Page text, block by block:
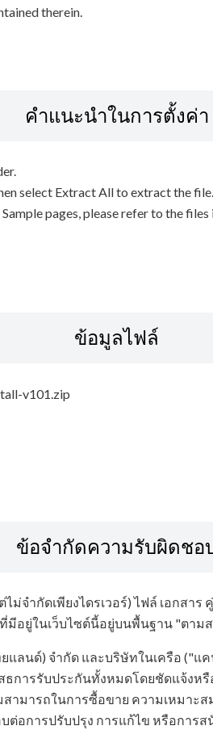
therein.
คำแนะนำในการตั้งค่า
select Extract All to extract the file.
pages, please refer to the
ข้อมูลไฟล์
v101.zip
ข้อจำกัดความรับผิดชอ
ม่จำกัดเพียงไดรเวอร์) ไฟล์ เอกสา
มีอยู่ในเว็บไซต์นี้อยู่บนพื้นฐาน "ตาม
แลนด์) จำกัด และบริษัทในเครือ ("
ธการรับประกันทั้งหมดโดยชัดแจ้งห
ามารถในการซื้อขาย ความเหมาะ
ต่อการปรับปรุง การแก้ไข หรือการ